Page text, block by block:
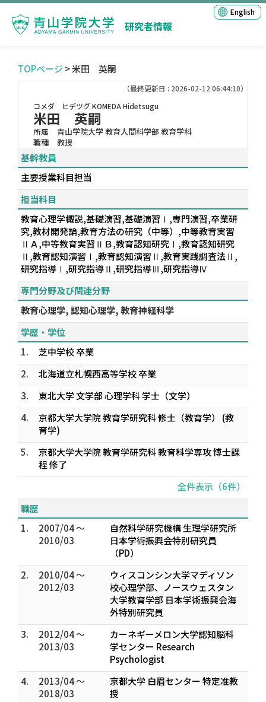
研究者情報
English
TOPページ > 米田 英嗣
（最終更新日 : 2026-02-12 06:44:10）
コメダ ヒデツグKOMEDA Hidetsugu
米田 英嗣
所属
青山学院大学 教育人間科学部 教育学科
職種
教授
基幹教員
主要授業科目担当
担当科目
教育心理学概説,基礎演習,基礎演習Ⅰ,専門演習,卒業研
究,教材開発論,教育方法の研究（中等）,中等教育実習
ⅡＡ,中等教育実習ⅡＢ,教育認知研究Ⅰ,教育認知研究
Ⅱ,教育認知演習Ⅰ,教育認知演習Ⅱ,教育実践調査法Ⅱ,
研究指導Ⅰ,研究指導Ⅱ,研究指導Ⅲ,研究指導Ⅳ
専門分野及び関連分野
教育心理学, 認知心理学, 教育神経科学
学歴・学位
1.
芝中学校 卒業
2.
北海道立札幌西高等学校 卒業
3.
東北大学 文学部 心理学科 学士（文学）
4.
京都大学大学院 教育学研究科 修士（教育学） (教
育学)
5.
京都大学大学院 教育学研究科 教育科学専攻 博士課
程 修了
全件表示（6件）
職歴
1.
2007/04 ～
2010/03
自然科学研究機構 生理学研究所
日本学術振興会特別研究員
（PD）
2.
2010/04 ～
2012/03
ウィスコンシン大学マディソン
校心理学部、ノースウェスタン
大学教育学部 日本学術振興会海
外特別研究員
3.
2012/04 ～
2013/03
カーネギーメロン大学認知脳科
学センター Research
Psychologist
4.
2013/04 ～
2018/03
京都大学 白眉センター 特定准教
授